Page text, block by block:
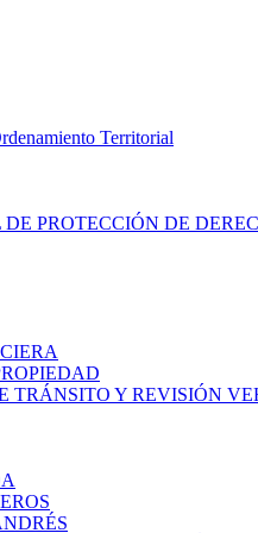
Territorial
PROTECCIÓN DE
TRÁNSITO Y REVISIÓN